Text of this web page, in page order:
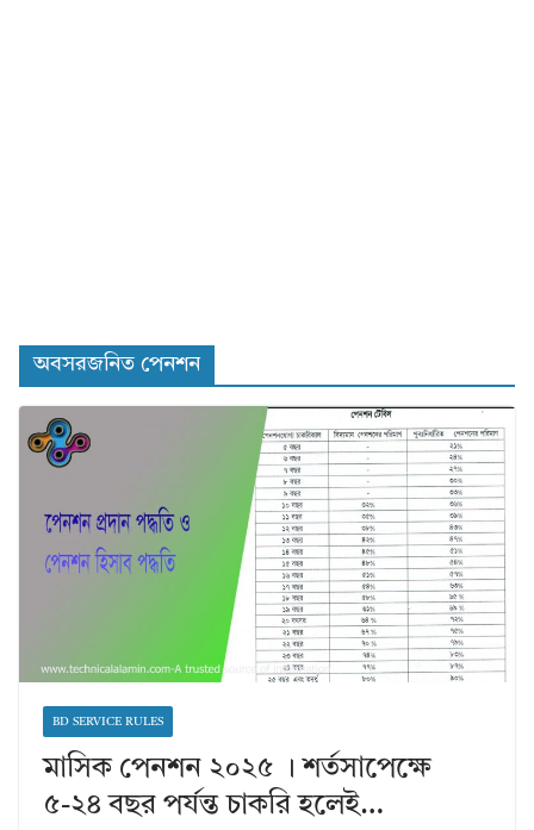
অবসরজনিত পেনশন
BD SERVICE RULES
মাসিক পেনশন ২০২৫ । শর্তসাপেক্ষে
৫-২৪ বছর পর্যন্ত চাকরি হলেই…